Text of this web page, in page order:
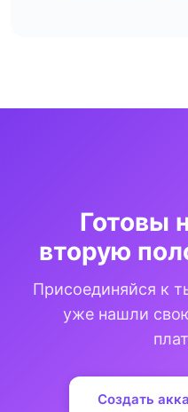
Готовы
вторую
Присоединяйся к
уже нашли
Создать